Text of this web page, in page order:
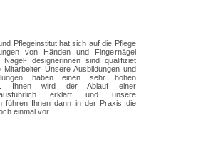
Pflegeinstitut hat sich auf die Pflege
von Händen und Fingernägel
Nagel- designerinnen sind qualifiziet
Unsere Ausbildungen und
haben einen sehr hohen
Ihnen wird der Ablauf einer
ausführlich erklärt und unsere
führen Ihnen dann in der Praxis die
einmal vor.